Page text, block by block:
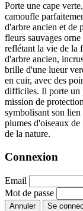
Porte une cape
camoufle
d'arbre ancien et de
fleurs sauvages orne
reflétant la vie de la
d'arbre ancien,
brille d'une lueur
en cuir, avec des
difficiles. Il porte un
mission de
symbolisant son lien
plumes d'oiseaux de
de la nature.
Connexion
Email
Mot de passe
Annuler Se